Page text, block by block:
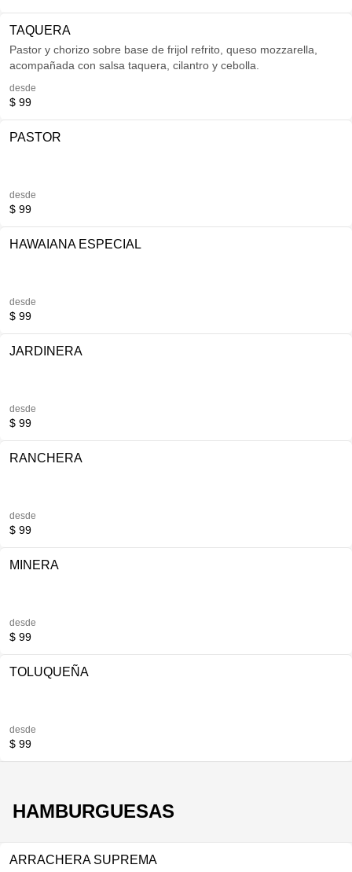
TAQUERA
Pastor y chorizo sobre base de frijol refrito, queso mozzarella,
acompañada con salsa taquera, cilantro y cebolla.
desde
$ 99
PASTOR
desde
$ 99
HAWAIANA ESPECIAL
desde
$ 99
JARDINERA
desde
$ 99
RANCHERA
desde
$ 99
MINERA
desde
$ 99
TOLUQUEÑA
desde
$ 99
HAMBURGUESAS
ARRACHERA SUPREMA